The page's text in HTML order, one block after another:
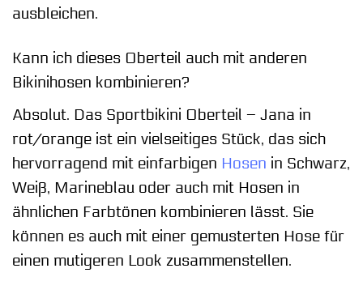
ausbleichen.
Kann ich dieses Oberteil auch mit anderen
Bikinihosen kombinieren?
Absolut. Das Sportbikini Oberteil – Jana in
rot/orange ist ein vielseitiges Stück, das sich
hervorragend mit einfarbigen Hosen in Schwarz,
Weiß, Marineblau oder auch mit Hosen in
ähnlichen Farbtönen kombinieren lässt. Sie
können es auch mit einer gemusterten Hose für
einen mutigeren Look zusammenstellen.